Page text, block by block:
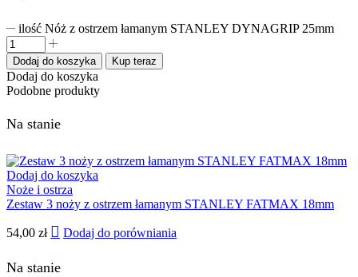
ilość Nóż z ostrzem łamanym STANLEY DYNAGRIP 25mm
Dodaj do koszyka Kup teraz
Dodaj do koszyka
Podobne produkty
Na stanie
Dodaj do koszyka
Noże i ostrza
Zestaw 3 noży z ostrzem łamanym STANLEY FATMAX 18mm
54,00 zł Dodaj do porówniania
Na stanie